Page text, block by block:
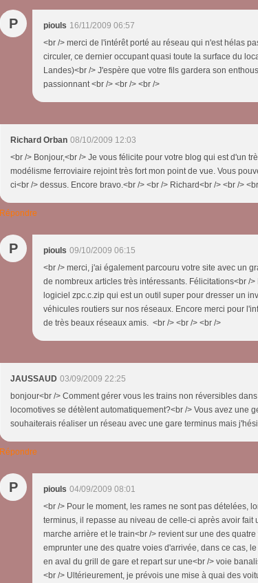
P piouls 16/11/2009 06:57
<br /> merci de l'intérêt porté au réseau qui n'est hélas
circuler, ce dernier occupant quasi toute la surface du
Landes)<br /> J'espère que votre fils gardera son
passionnant <br /> <br /> <br />
Richard Orban 08/10/2009 12:03
<br /> Bonjour,<br /> Je vous félicite pour votre blog qui est d'un
modélisme ferroviaire rejoint très fort mon point de vue. Vous
ci<br /> dessus. Encore bravo.<br /> <br /> Richard<br /> <br />
Répondre
P piouls 09/10/2009 06:15
<br /> merci, j'ai également parcouru votre site avec un
de nombreux articles très intéressants. Félicitations<br /
logiciel zpc.c.zip qui est un outil super pour dresser un
véhicules routiers sur nos réseaux. Encore merci pour
de très beaux réseaux amis. <br /> <br /> <br />
JAUSSAUD 03/09/2009 22:25
bonjour<br /> Comment gérer vous les trains non réversibles
locomotives se détèlent automatiquement?<br /> Vous avez une
souhaiterais réaliser un réseau avec une gare terminus mais
Répondre
P piouls 04/09/2009 08:01
<br /> Pour le moment, les rames ne sont pas dételées,
terminus, il repasse au niveau de celle-ci après avoir fait
marche arrière et le train<br /> revient sur une des
emprunter une des quatre voies d'arrivée, dans ce cas,
en aval du grill de gare et repart sur une<br /> voie
<br /> Ultérieurement, je prévois une mise à quai des